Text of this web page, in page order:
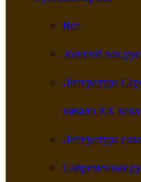
Все
Золотой век
Литература
начало XX века
Литература
Современная